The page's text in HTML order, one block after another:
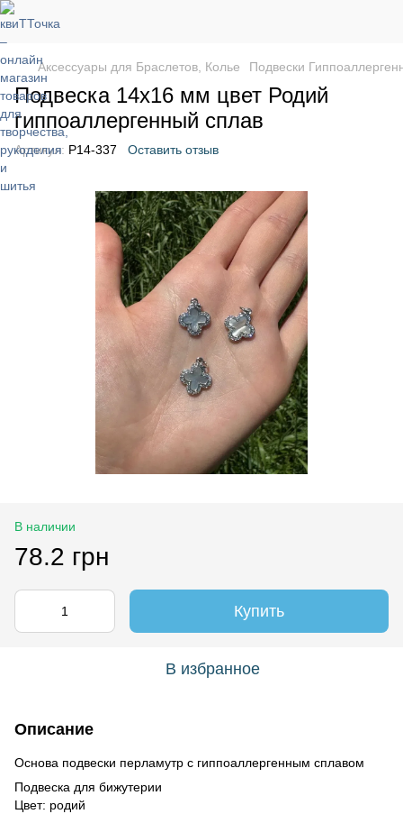
Аксессуары для Браслетов, Колье Подвески
Подвеска 14x16 мм цвет Родий
гиппоаллергенный сплав
Артикул: P14-337 Оставить отзыв
В наличии
78.2 грн
Купить
В избранное
Описание
Основа подвески перламутр с гиппоаллергенным сплавом
Подвеска для бижутерии
Цвет: родий